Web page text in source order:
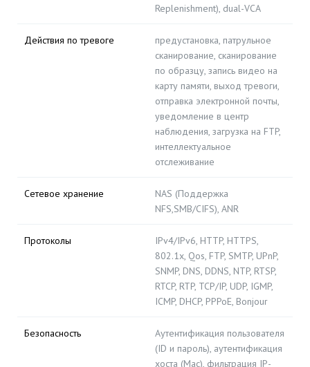
Replenishment), dual-VCA
Действия по тревоге
предустановка, патрульное
сканирование, сканирование
по образцу, запись видео на
карту памяти, выход тревоги,
отправка электронной почты,
уведомление в центр
наблюдения, загрузка на FTP,
интеллектуальное
отслеживание
Сетевое хранение
NAS (Поддержка
NFS,SMB/CIFS), ANR
Протоколы
IPv4/IPv6, HTTP, HTTPS,
802.1x, Qos, FTP, SMTP, UPnP,
SNMP, DNS, DDNS, NTP, RTSP,
RTCP, RTP, TCP/IP, UDP, IGMP,
ICMP, DHCP, PPPoE, Bonjour
Безопасность
Аутентификация пользователя
(ID и пароль), аутентификация
хоста (Mac), фильтрация IP-